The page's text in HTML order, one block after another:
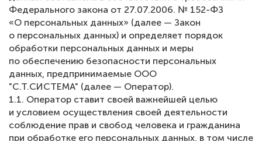
Федерального закона от 27.07.2006. № 152-ФЗ
«О персональных данных» (далее — Закон
о персональных данных) и определяет порядок
обработки персональных данных и меры
по обеспечению безопасности персональных
данных, предпринимаемые ООО
"С.Т.СИСТЕМА" (далее — Оператор).
1.1. Оператор ставит своей важнейшей целью
и условием осуществления своей деятельности
соблюдение прав и свобод человека и гражданина
при обработке его персональных данных, в том числе